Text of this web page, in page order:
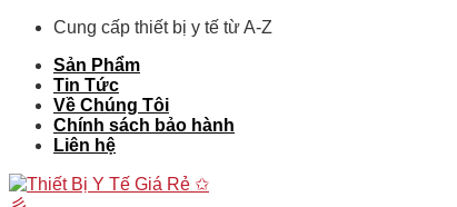
Skip
content
Cung cấp thiết bị y tế từ A-Z
Sản Phẩm
Tin Tức
Về Chúng Tôi
Chính sách bảo hành
Liên hệ